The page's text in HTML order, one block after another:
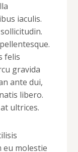
iaculis.
felis
gravida
ante dui,
libero.
ultrices.
molestie